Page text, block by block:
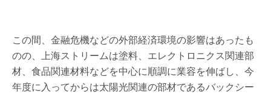
この間、金融危機などの外部経済環境の影響はあったも
のの、上海ストリームは塗料、エレクトロニクス関連部
材、食品関連材料などを中心に順調に業容を伸ばし、今
年度に入ってからは太陽光関連の部材であるバックシー